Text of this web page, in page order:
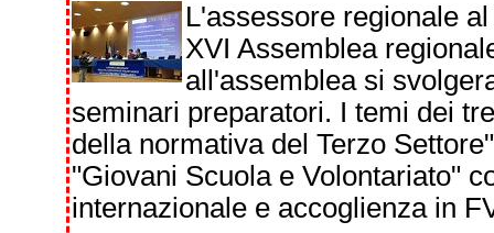
L'assessore regionale
XVI Assemblea
all'assemblea si
seminari preparatori. I temi dei
della normativa del Terzo
"Giovani Scuola e Volontariato"
internazionale e accoglienza in